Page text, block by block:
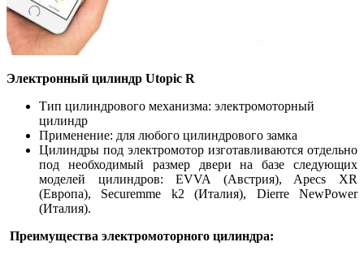
Электронный цилиндр Utopic R
Тип цилиндрового механизма: электромоторный
цилиндр
Применение: для любого цилиндрового замка
Цилиндры под электромотор изготавливаются отдельно
под необходимый размер двери на базе следующих
моделей цилиндров: EVVA (Австрия), Apecs XR
(Европа), Securemme k2 (Италия), Dierre NewPower
(Италия).
Преимущества электромоторного цилиндра: